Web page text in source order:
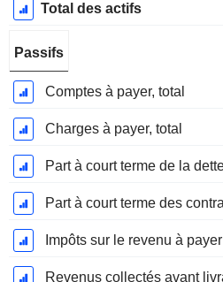
Total des actifs
Passifs
Comptes à payer, total
Charges à payer, total
Part à court terme de la
Part à court terme des
Impôts sur le revenu à payer